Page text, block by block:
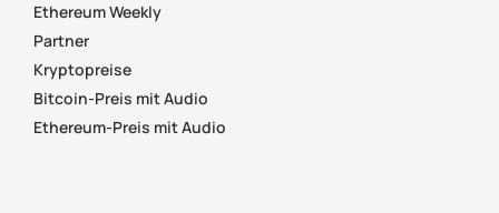
Ethereum Weekly
Partner
Kryptopreise
Bitcoin-Preis mit Audio
Ethereum-Preis mit Audio